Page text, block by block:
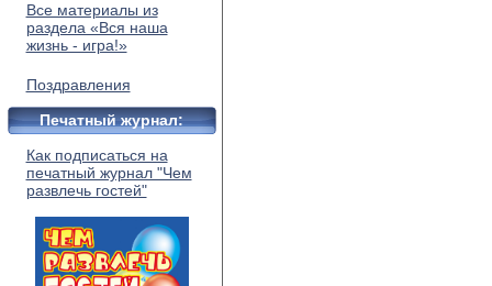
Все материалы из
раздела «Вся наша
жизнь - игра!»
Поздравления
Печатный журнал:
Как подписаться на
печатный журнал "Чем
развлечь гостей"